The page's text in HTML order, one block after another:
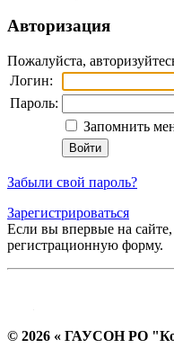
Авторизация
Пожалуйста,
Логин:
Пароль:
Запомнить
Забыли свой пароль?
Зарегистрироваться
Если вы впервые на
регистрационную форму.
© 2026 « ГАУСОН РО